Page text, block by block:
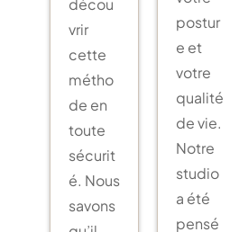
vrir
cette
métho
de en
toute
sécurit
é. Nous
savons
postur
e et
votre
qualité
de vie.
Notre
studio
a été
pensé